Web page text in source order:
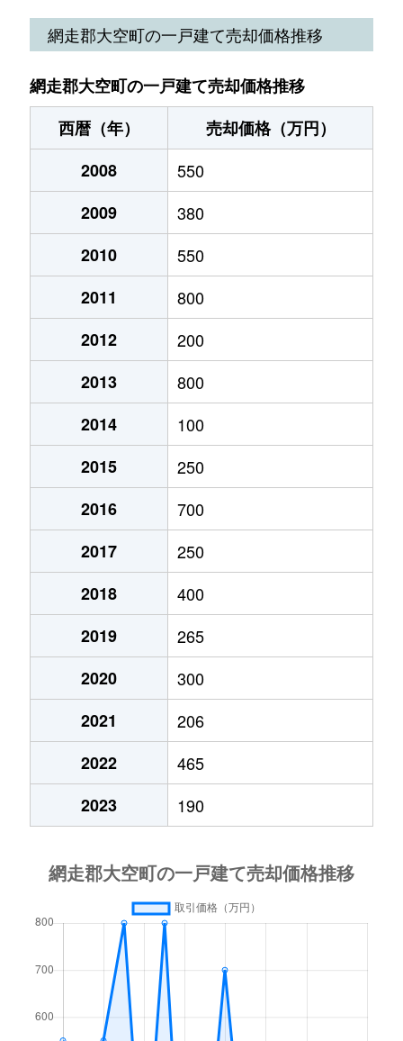
網走郡大空町の一戸建て売却価格推移
網走郡大空町の一戸建て売却価格推移
西暦（年）
売却価格（万円）
2008
550
2009
380
2010
550
2011
800
2012
200
2013
800
2014
100
2015
250
2016
700
2017
250
2018
400
2019
265
2020
300
2021
206
2022
465
2023
190